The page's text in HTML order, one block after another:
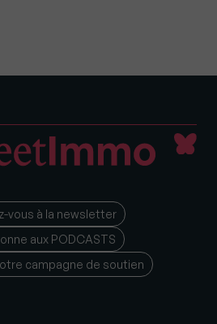
vous à la newsletter
aux PODCASTS
campagne de soutien